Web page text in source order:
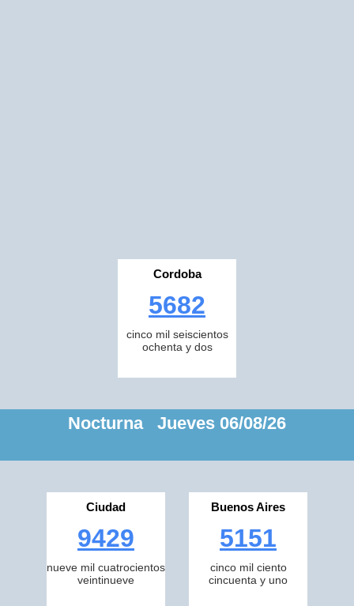
Cordoba
5682
cinco mil seiscientos
ochenta y dos
Nocturna Jueves 06/08/26
Ciudad
9429
nueve mil cuatrocientos
veintinueve
Buenos Aires
5151
cinco mil ciento
cincuenta y uno